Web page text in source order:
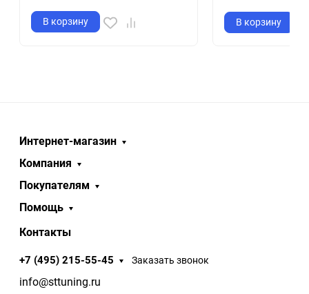
В корзину В корзину
Интернет-магазин
Компания
Покупателям
Помощь
Контакты
+7 (495) 215-55-45 Заказать звонок
info@sttuning.ru